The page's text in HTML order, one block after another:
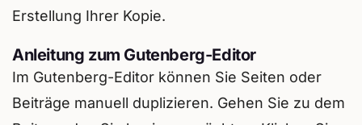
Erstellung Ihrer Kopie.
Anleitung zum Gutenberg-Editor
Im Gutenberg-Editor können Sie Seiten oder
Beiträge manuell duplizieren. Gehen Sie zu dem